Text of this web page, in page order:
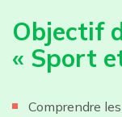
Objectif
« Sport
Comprendre